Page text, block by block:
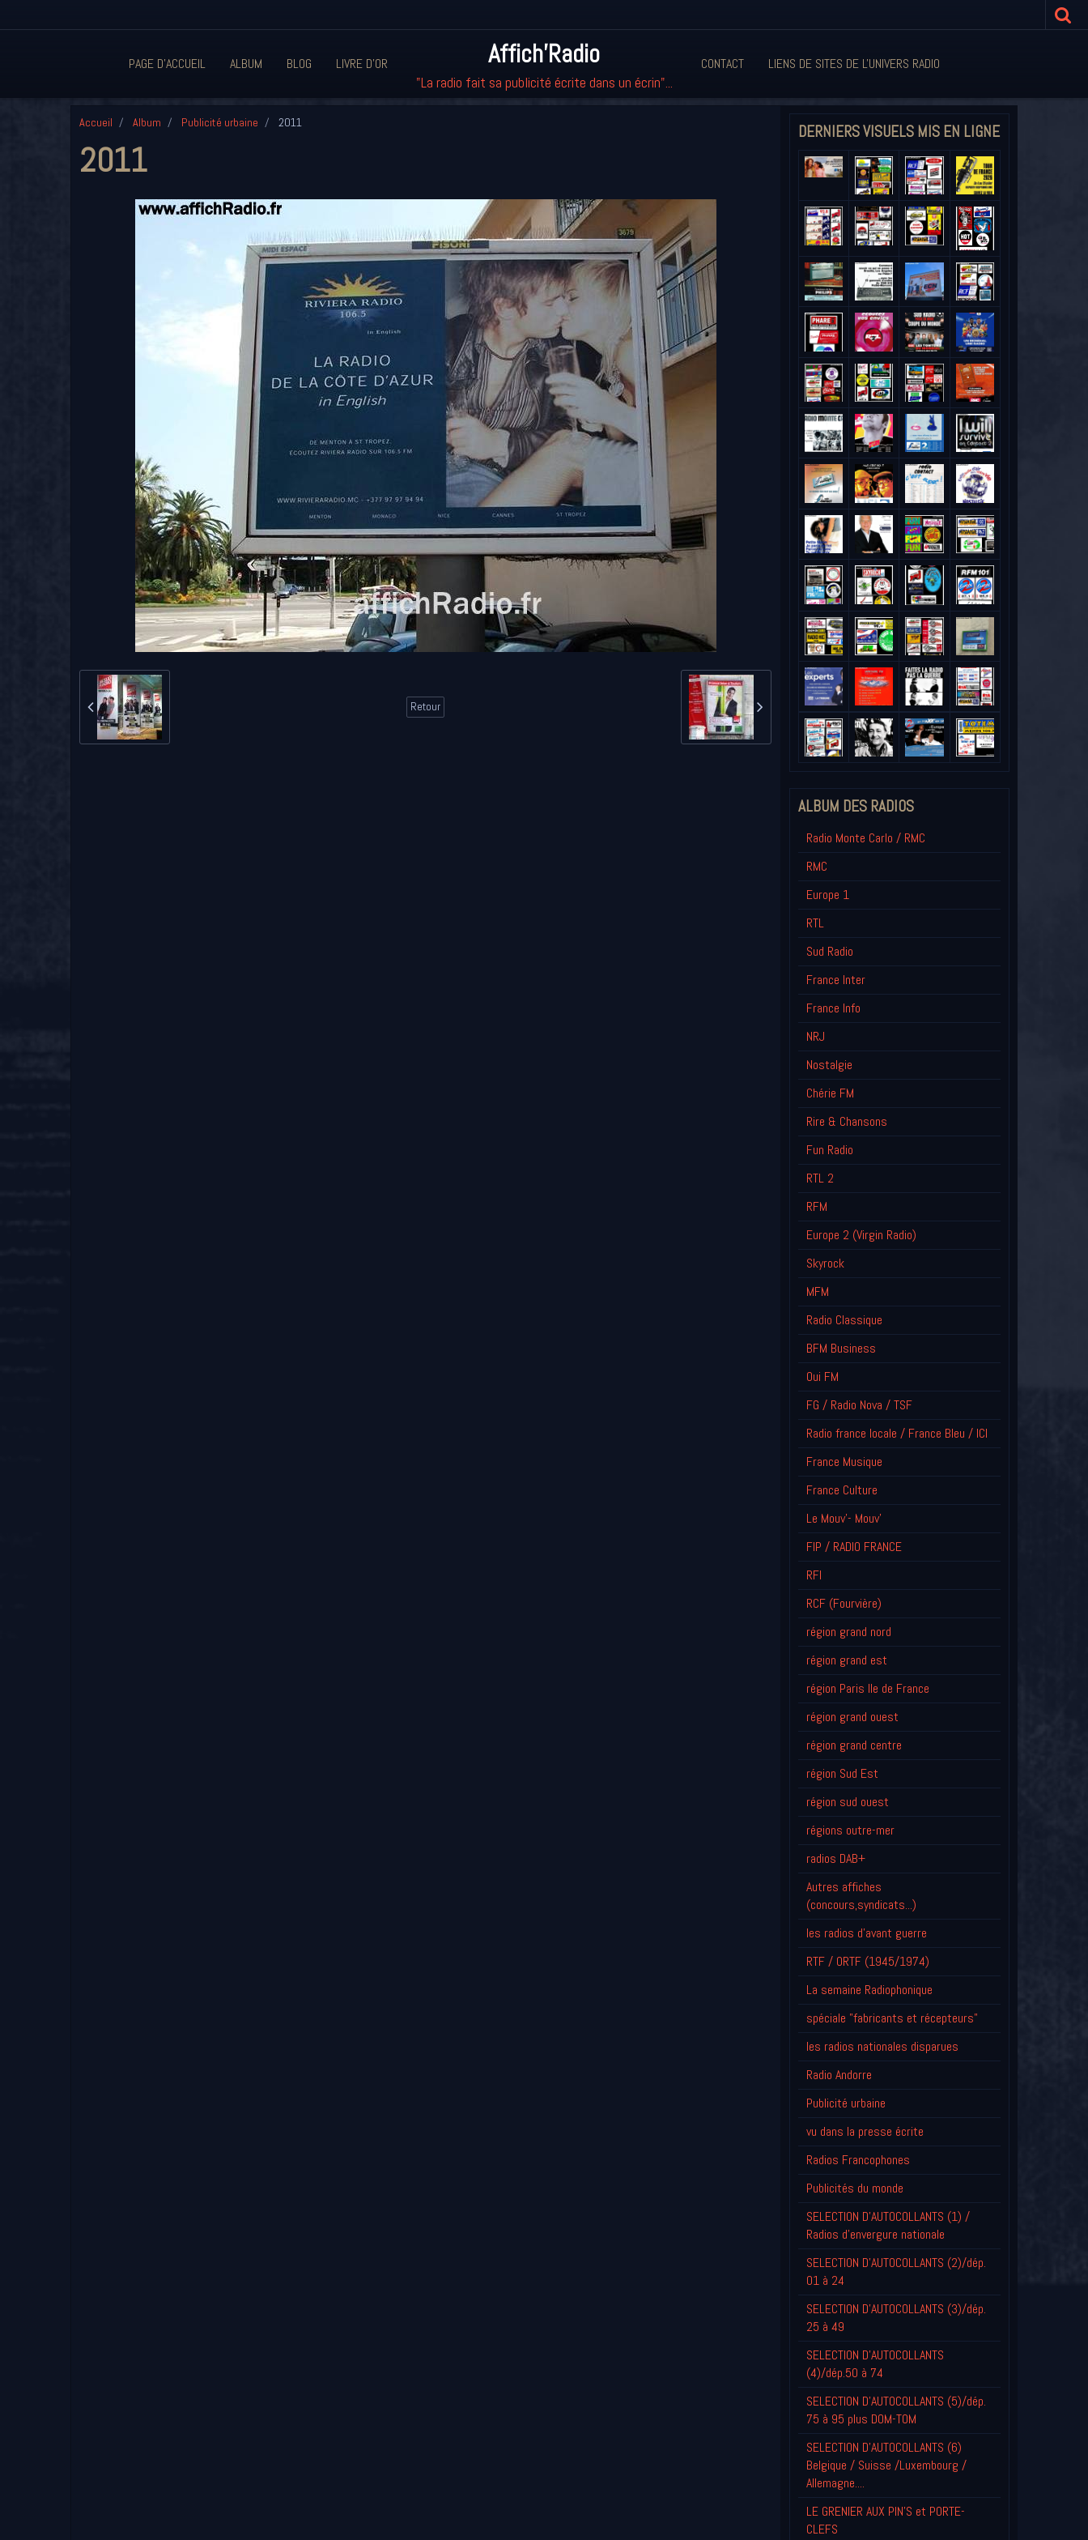
PAGE D'ACCUEIL ALBUM BLOG LIVRE D'OR Affich'Radio
"La radio fait sa publicité écrite dans un écrin"...
CONTACT LIENS DE SITES DE L'UNIVERS RADIO
Accueil Album Publicité urbaine 2011
2011
Retour
DERNIERS VISUELS MIS EN LIGNE
ALBUM DES RADIOS
Radio Monte Carlo / RMC
RMC
Europe 1
RTL
Sud Radio
France Inter
France Info
NRJ
Nostalgie
Chérie FM
Rire & Chansons
Fun Radio
RTL 2
RFM
Europe 2 (Virgin Radio)
Skyrock
MFM
Radio Classique
BFM Business
Oui FM
FG / Radio Nova / TSF
Radio france locale / France Bleu / ICI
France Musique
France Culture
Le Mouv'- Mouv'
FIP / RADIO FRANCE
RFI
RCF (Fourvière)
région grand nord
région grand est
région Paris Ile de France
région grand ouest
région grand centre
région Sud Est
région sud ouest
régions outre-mer
radios DAB+
Autres affiches
(concours,syndicats...)
les radios d'avant guerre
RTF / ORTF (1945/1974)
La semaine Radiophonique
spéciale "fabricants et récepteurs"
les radios nationales disparues
Radio Andorre
Publicité urbaine
vu dans la presse écrite
Radios Francophones
Publicités du monde
SELECTION D'AUTOCOLLANTS (1) /
Radios d'envergure nationale
SELECTION D'AUTOCOLLANTS (2)/dép.
01 à 24
SELECTION D'AUTOCOLLANTS (3)/dép.
25 à 49
SELECTION D'AUTOCOLLANTS
(4)/dép.50 à 74
SELECTION D'AUTOCOLLANTS (5)/dép.
75 à 95 plus DOM-TOM
SELECTION D'AUTOCOLLANTS (6)
Belgique / Suisse /Luxembourg /
Allemagne....
LE GRENIER AUX PIN'S et PORTE-
CLEFS